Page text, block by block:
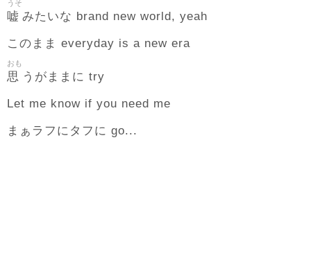
嘘
うそ
みたいな brand new world, yeah
このまま everyday is a new era
思
おも
うがままに try
Let me know if you need me
まぁラフにタフに go...